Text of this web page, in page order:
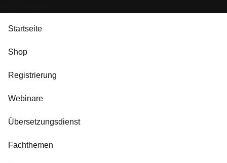
Startseite
Shop
Registrierung
Webinare
Übersetzungsdienst
Fachthemen